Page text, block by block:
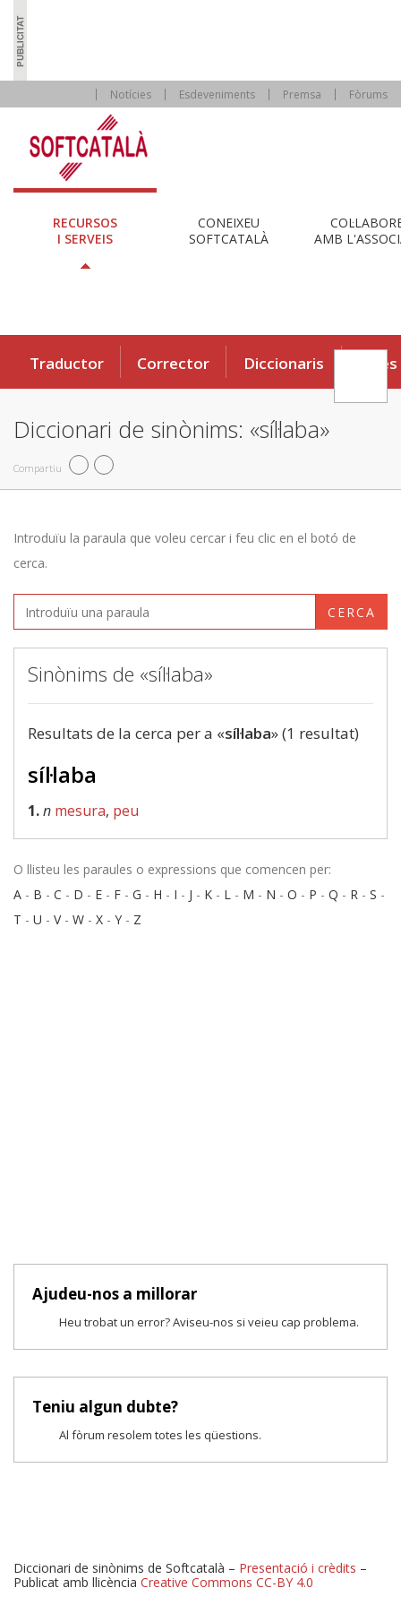
Notícies Esdeveniments Premsa Fòrums
RECURSOS
I SERVEIS
CONEIXEU
SOFTCATALÀ
AMB
Traductor Corrector Diccionaris Eines
Diccionari de sinònims: «síl·laba»
Compartiu
Introduïu la paraula que voleu cercar i feu clic en el botó de
cerca.
CERCA
Sinònims de «síl·laba»
Resultats de la cerca per a «síl·laba» (1 resultat)
síl·laba
1.n mesura, peu
O llisteu les paraules o expressions que comencen per:
A - B - C - D - E - F - G - H - I - J - K - L - M - N - O - P - Q - R - S -
T - U - V- W - X - Y - Z
Ajudeu-nos a millorar
Heu trobat un error? Aviseu-nos si veieu cap problema.
Teniu algun dubte?
Al fòrum resolem totes les qüestions.
Diccionari de sinònims de Softcatalà – Presentació i crèdits –
Publicat amb llicència Creative Commons CC-BY 4.0